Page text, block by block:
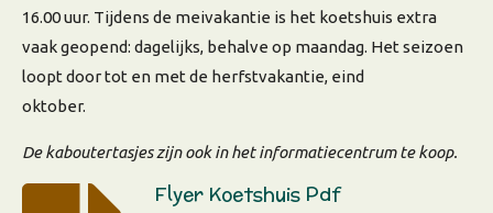
16.00 uur. Tijdens de meivakantie is het koetshuis extra
vaak geopend: dagelijks, behalve op maandag. Het seizoen
loopt door tot en met de herfstvakantie, eind
oktober.
De kaboutertasjes zijn ook in het informatiecentrum te koop.
Flyer Koetshuis Pdf